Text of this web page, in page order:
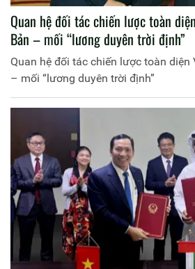
Quan hệ đối tác chiến lược toàn
Bản – mối “lương duyên trời định”
Quan hệ đối tác chiến lược toàn diện
– mối “lương duyên trời định”